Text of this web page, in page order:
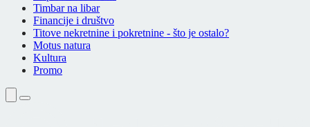
Timbar na libar
Financije i društvo
Titove nekretnine i pokretnine - što je ostalo?
Motus natura
Kultura
Promo